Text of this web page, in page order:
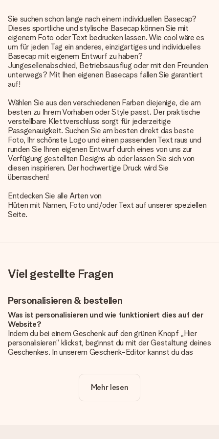
Sie suchen schon lange nach einem individuellen Basecap?
Dieses sportliche und stylische Basecap können Sie mit
eigenem Foto oder Text bedrucken lassen. Wie cool wäre es
um für jeden Tag ein anderes, einzigartiges und individuelles
Basecap mit eigenem Entwurf zu haben?
Jungesellenabschied, Betriebsausflug oder mit den Freunden
unterwegs? Mit Ihen eigenen Basecaps fallen Sie garantiert
auf!
Wählen Sie aus den verschiedenen Farben diejenige, die am
besten zu Ihrem Vorhaben oder Style passt. Der praktische
verstellbare Klettverschluss sorgt für jederzeitige
Passgenauigkeit. Suchen Sie am besten direkt das beste
Foto, Ihr schönste Logo und einen passenden Text raus und
runden Sie Ihren eigenen Entwurf durch eines von uns zur
Verfügung gestellten Designs ab oder lassen Sie sich von
diesen inspirieren. Der hochwertige Druck wird Sie
überraschen!
Entdecken Sie alle Arten von
Hüten mit Namen, Foto und/oder Text auf unserer speziellen
Seite.
Viel gestellte Fragen
Personalisieren & bestellen
Was ist personalisieren und wie funktioniert dies auf der
Website?
Indem du bei einem Geschenk auf den grünen Knopf „Hier
personalisieren“ klickst, beginnst du mit der Gestaltung deines
Geschenkes. In unserem Geschenk-Editor kannst du das
noch eines unserer angebotenen Designs, um deinem
Geschenk die perfekte Ausstrahlung zu verleihen.
Mehr lesen